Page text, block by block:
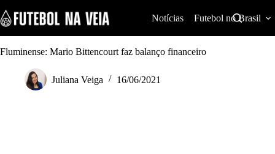
k
i
p
t
Notícias Futebol no Brasil
Fluminense: Mario Bittencourt faz balanço financeiro
Juliana Veiga 16/06/2021